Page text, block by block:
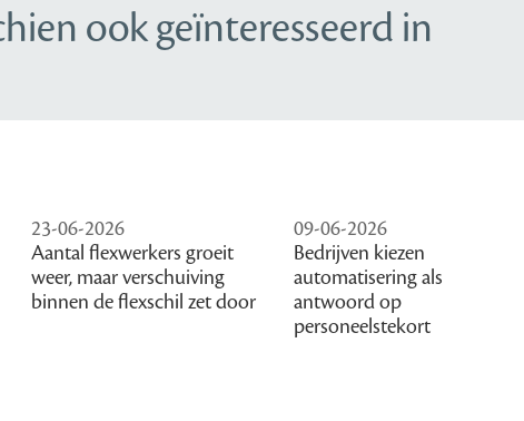
ook geïnteresseerd in
23-06-2026
Aantal flexwerkers groeit
weer, maar verschuiving
binnen de flexschil zet door
09-06-2026
Bedrijven kiezen
automatisering als
antwoord op
personeelstekort